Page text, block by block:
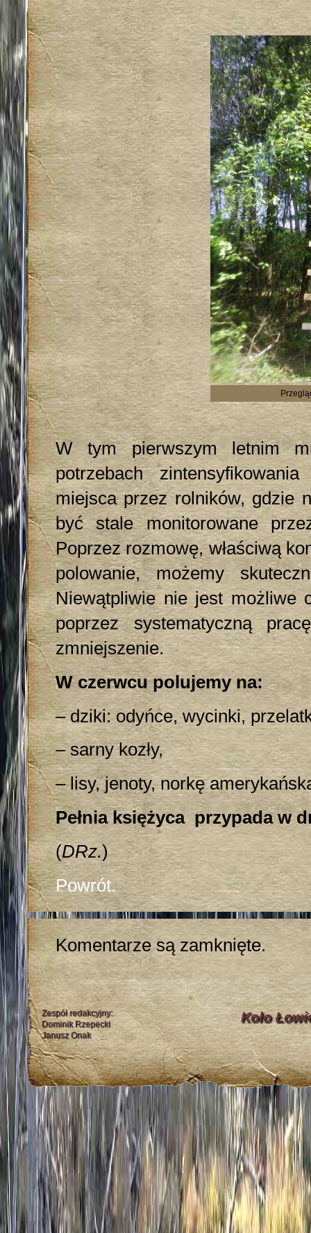
W tym pierwszym letnim
potrzebach
miejsca przez rolników, gdzie
być stale monitorowane
Poprzez rozmowę, właściwą
polowanie, możemy
Niewątpliwie nie jest możliwe
poprzez systematyczną
zmniejszenie.
W czerwcu polujemy na:
– dziki: odyńce, wycinki,
– sarny kozły,
– lisy, jenoty, norkę
Pełnia księżyca przypada w
(DRz.)
Powrót.
Komentarze są zamknięte.
Zespół redakcyjny:
Dominik Rzepecki
Janusz Onak
Koło